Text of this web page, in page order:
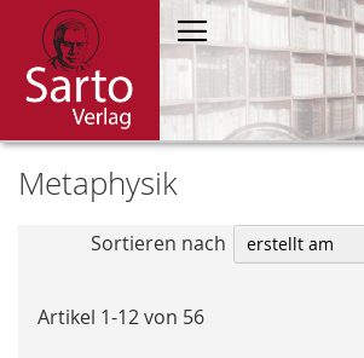
Direkt
zum
Inhalt
Metaphysik
Artikel 1-12von 56
Sortieren nach